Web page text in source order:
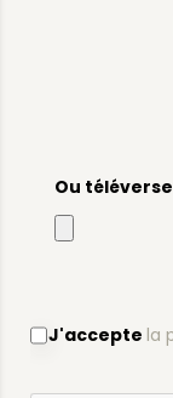
Ou
J'accepte la